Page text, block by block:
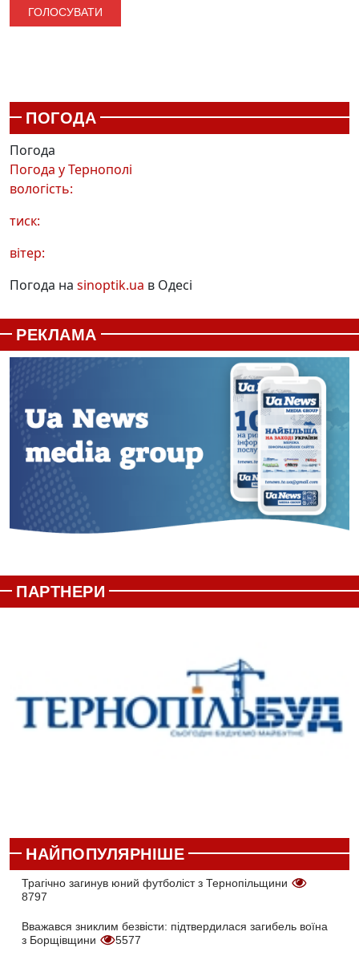
ПОГОДА
Погода
Погода уТернополі
вологість:
тиск:
вітер:
Погода на sinoptik.ua в Одесі
РЕКЛАМА
ПАРТНЕРИ
НАЙПОПУЛЯРНІШЕ
Трагічно загинув юний футболіст з Тернопільщини
8797
Вважався зниклим безвісти: підтвердилася загибель воїна
з Борщівщини
5577